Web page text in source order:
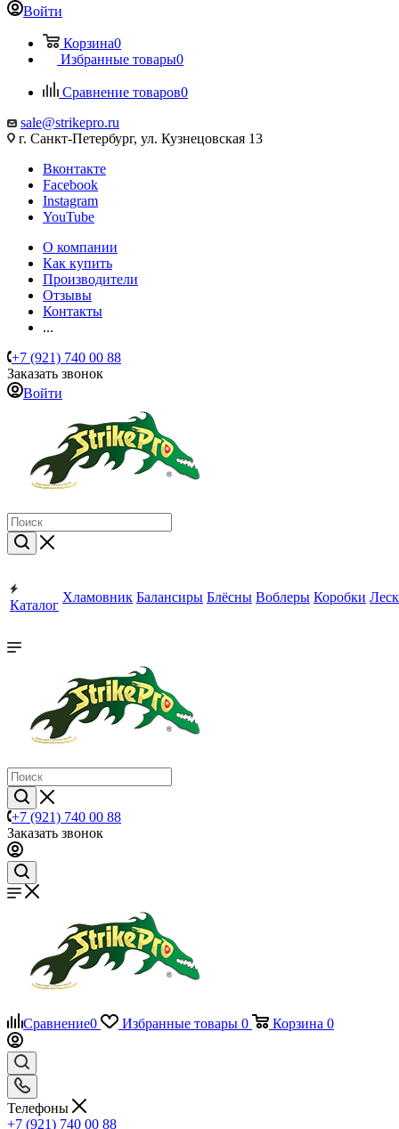
Войти
Корзина0
Избранные товары0
Сравнение товаров0
sale@strikepro.ru
г. Санкт-Петербург, ул. Кузнецовская 13
Вконтакте
Facebook
Instagram
YouTube
О компании
Как купить
Производители
Отзывы
Контакты
...
+7 (921) 740 00 88
Заказать звонок
Войти
Каталог
Хламовник Балансиры Блёсны Воблеры Коробки
+7 (921) 740 00 88
Заказать звонок
Сравнение0 Избранные товары 0 Корзина 0
Телефоны
+7 (921) 740 00 88